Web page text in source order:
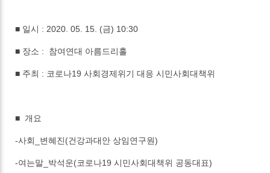
■ 일시 : 2020. 05. 15. (금) 10:30
■ 장소 : 참여연대 아름드리홀
■ 주최 : 코로나19 사회경제위기 대응 시민사회대책위
■ 개요
-사회_변혜진(건강과대안 상임연구원)
-여는말_박석운(코로나19 시민사회대책위 공동대표)